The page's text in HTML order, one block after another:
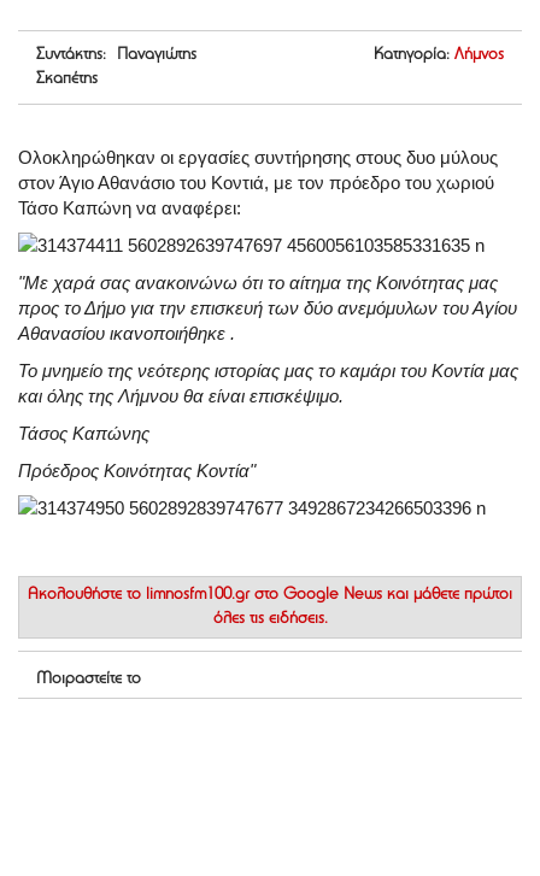
Συντάκτης: Παναγιώτης
Σκαπέτης
Κατηγορία: Λήμνος
Ολοκληρώθηκαν οι εργασίες συντήρησης στους δυο μύλους
στον Άγιο Αθανάσιο του Κοντιά, με τον πρόεδρο του χωριού
Τάσο Καπώνη να αναφέρει:
"Με χαρά σας ανακοινώνω ότι το αίτημα της Κοινότητας μας
προς το Δήμο για την επισκευή των δύο ανεμόμυλων του Αγίου
Αθανασίου ικανοποιήθηκε .
Το μνημείο της νεότερης ιστορίας μας το καμάρι του Κοντία μας
και όλης της Λήμνου θα είναι επισκέψιμο.
Τάσος Καπώνης
Πρόεδρος Κοινότητας Κοντία"
Ακολουθήστε το limnosfm100.gr στο Google News και μάθετε πρώτοι
όλες τις ειδήσεις.
Μοιραστείτε το